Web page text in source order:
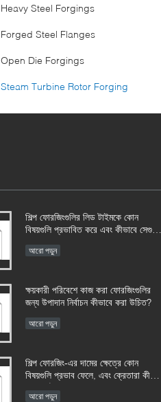
Heavy Steel Forgings
Forged Steel Flanges
Open Die Forgings
Steam Turbine Rotor Forging
শিল্প ফোরজিংগুলির লিড টাইমকে কোন
বিষয়গুলি প্রভাবিত করে এবং কীভাবে সেগুলি
আরো পড়ুন
ক্ষয়কারী পরিবেশে কাজ করা ফোরজিংগুলির
জন্য উপাদান নির্বাচন কীভাবে করা উচিত?​​
আরো পড়ুন
শিল্প ফোরজিং-এর দামের ক্ষেত্রে কোন
বিষয়গুলি প্রভাব ফেলে, এবং ক্রেতারা কীভাবে
খরচ কাঠামো মূল্যায়ন করতে পারেন?​​
আরো পড়ুন